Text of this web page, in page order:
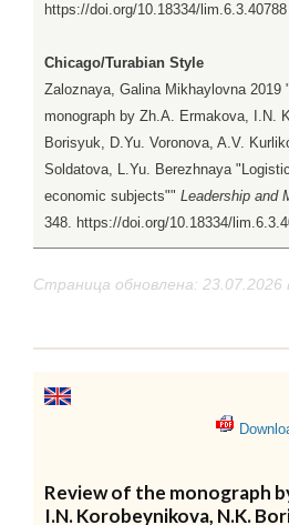
https://doi.org/10.18334/lim.6.3.40788
Chicago/Turabian Style
Zaloznaya, Galina Mikhaylovna 2019
monograph by Zh.A. Ermakova, I.N.
Borisyuk, D.Yu. Voronova, A.V.
Soldatova, L.Yu. Berezhnaya
economic subjects"" Leadership and
348. https://doi.org/10.18334/
Страница обновлена: 23.07.2026
Review of the monograph
I.N. Korobeynikova, N.K.